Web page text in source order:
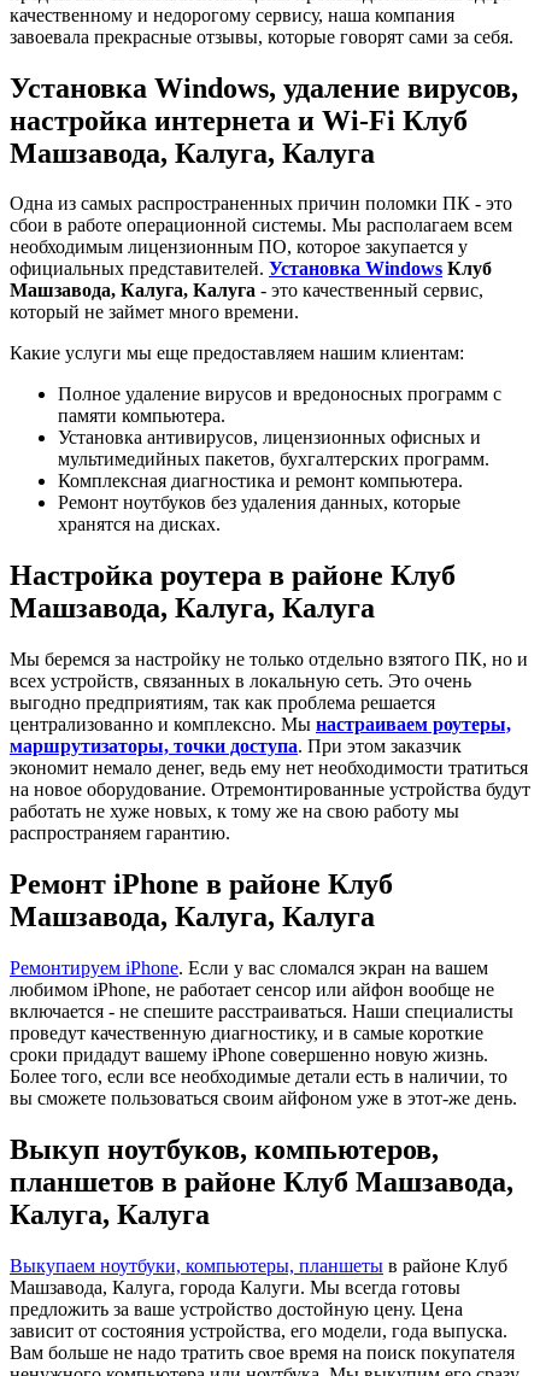
качественному и недорогому сервису, наша компания
завоевала прекрасные отзывы, которые говорят сами за себя.
Установка Windows, удаление вирусов,
настройка интернета и Wi-Fi Клуб
Машзавода, Калуга, Калуга
Одна из самых распространенных причин поломки ПК - это
сбои в работе операционной системы. Мы располагаем всем
необходимым лицензионным ПО, которое закупается у
официальных представителей. Установка Windows Клуб
Машзавода, Калуга, Калуга - это качественный сервис,
который не займет много времени.
Какие услуги мы еще предоставляем нашим клиентам:
Полное удаление вирусов и вредоносных программ с
памяти компьютера.
Установка антивирусов, лицензионных офисных и
мультимедийных пакетов, бухгалтерских программ.
Комплексная диагностика и ремонт компьютера.
Ремонт ноутбуков без удаления данных, которые
хранятся на дисках.
Настройка роутера в районе Клуб
Машзавода, Калуга, Калуга
Мы беремся за настройку не только отдельно взятого ПК, но и
всех устройств, связанных в локальную сеть. Это очень
выгодно предприятиям, так как проблема решается
централизованно и комплексно. Мы настраиваем роутеры,
маршрутизаторы, точки доступа. При этом заказчик
экономит немало денег, ведь ему нет необходимости тратиться
на новое оборудование. Отремонтированные устройства будут
работать не хуже новых, к тому же на свою работу мы
распространяем гарантию.
Ремонт iPhone в районе Клуб
Машзавода, Калуга, Калуга
Ремонтируем iPhone. Если у вас сломался экран на вашем
любимом iPhone, не работает сенсор или айфон вообще не
включается - не спешите расстраиваться. Наши специалисты
проведут качественную диагностику, и в самые короткие
сроки придадут вашему iPhone совершенно новую жизнь.
Более того, если все необходимые детали есть в наличии, то
вы сможете пользоваться своим айфоном уже в этот-же день.
Выкуп ноутбуков, компьютеров,
планшетов в районе Клуб Машзавода,
Калуга, Калуга
Выкупаем ноутбуки, компьютеры, планшеты в районе Клуб
Машзавода, Калуга, города Калуги. Мы всегда готовы
предложить за ваше устройство достойную цену. Цена
зависит от состояния устройства, его модели, года выпуска.
Вам больше не надо тратить свое время на поиск покупателя